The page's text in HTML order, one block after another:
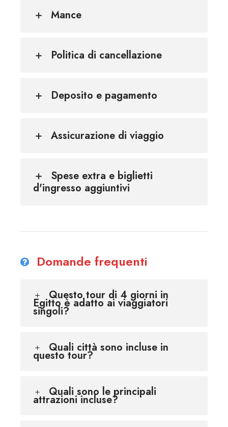
Mance
Politica di cancellazione
Deposito e pagamento
Assicurazione di viaggio
Spese extra e biglietti
d'ingresso aggiuntivi
Domande frequenti
Questo tour di 4 giorni in
Egitto è adatto ai viaggiatori
singoli?
Quali città sono incluse in
questo tour?
Quali sono le principali
attrazioni incluse?